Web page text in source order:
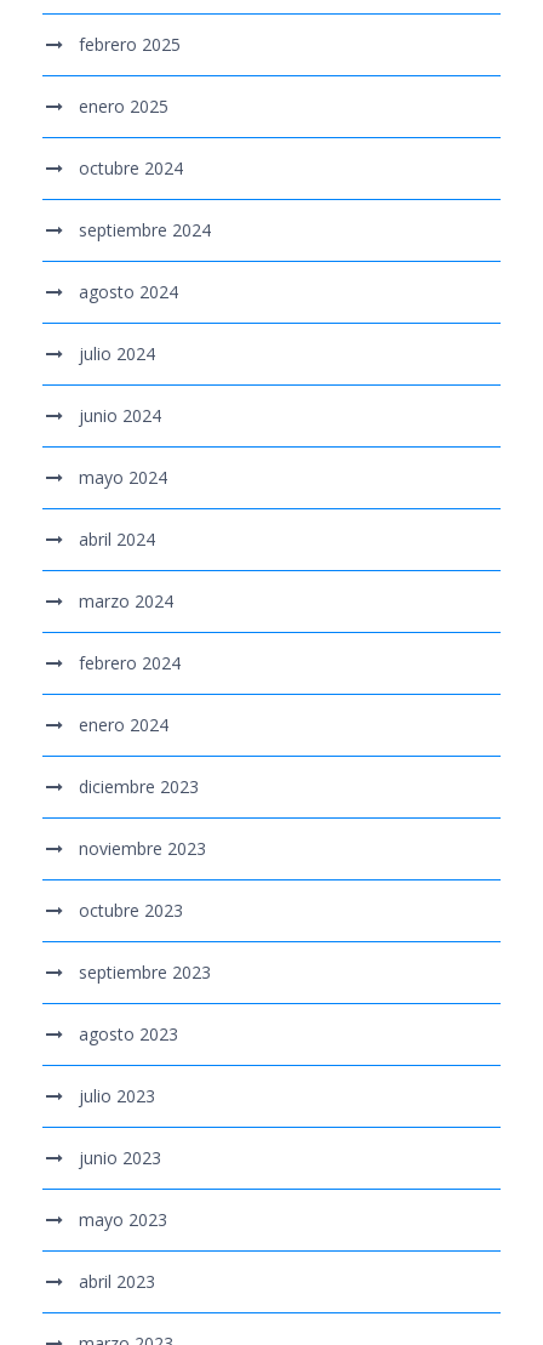
febrero 2025
enero 2025
octubre 2024
septiembre 2024
agosto 2024
julio 2024
junio 2024
mayo 2024
abril 2024
marzo 2024
febrero 2024
enero 2024
diciembre 2023
noviembre 2023
octubre 2023
septiembre 2023
agosto 2023
julio 2023
junio 2023
mayo 2023
abril 2023